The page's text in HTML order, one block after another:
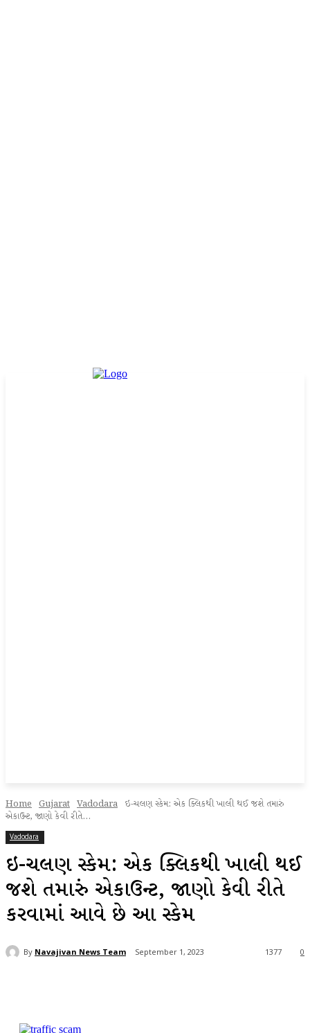
Home Gujarat Vadodara ઇ-ચલણ સ્કેમ: એક ક્લિકથી ખાલી થઈ જશે તમારું
એકાઉન્ટ, જાણો કેવી રીતે...
Vadodara
ઇ-ચલણ સ્કેમ: એક ક્લિકથી ખાલી થઈ
જશે તમારું એકાઉન્ટ, જાણો કેવી રીતે
કરવામાં આવે છે આ સ્કેમ
By Navajivan News Team September 1, 2023 0
1377